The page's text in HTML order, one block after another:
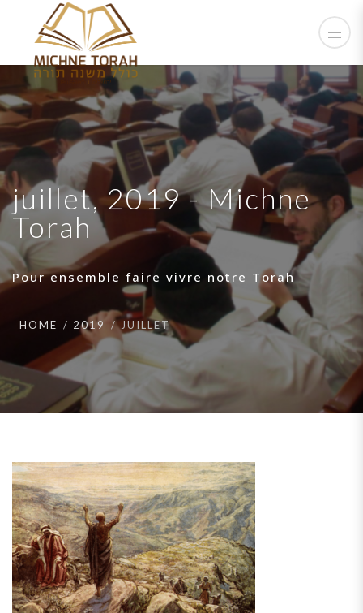
juillet, 2019 - Michne
Torah
Pour ensemble faire vivre notre Torah
HOME 2019 JUILLET